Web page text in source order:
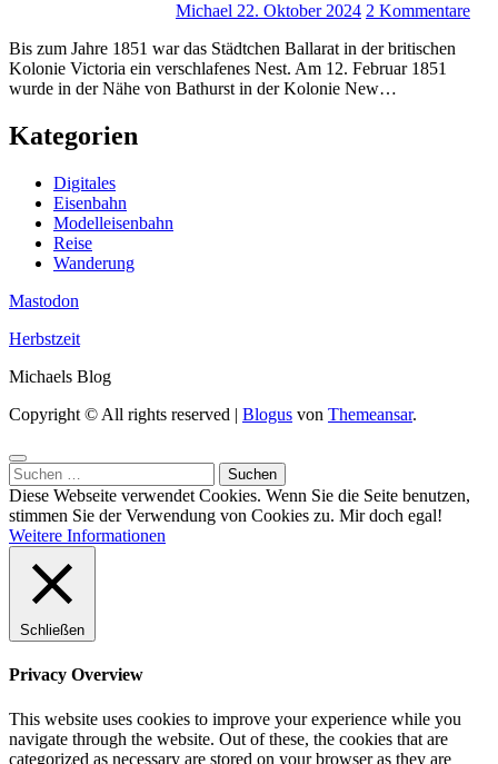
Michael 22. Oktober 2024 2 Kommentare
Bis zum Jahre 1851 war das Städtchen Ballarat in der britischen
Kolonie Victoria ein verschlafenes Nest. Am 12. Februar 1851
wurde in der Nähe von Bathurst in der Kolonie New…
Kategorien
Digitales
Eisenbahn
Modelleisenbahn
Reise
Wanderung
Mastodon
Herbstzeit
Michaels Blog
Copyright © All rights reserved | Blogus von Themeansar.
Suchen
nach:
Diese Webseite verwendet Cookies. Wenn Sie die Seite benutzen,
stimmen Sie der Verwendung von Cookies zu. Mir doch egal!
Weitere Informationen
Schließen
Privacy Overview
This website uses cookies to improve your experience while you
navigate through the website. Out of these, the cookies that are
categorized as necessary are stored on your browser as they are